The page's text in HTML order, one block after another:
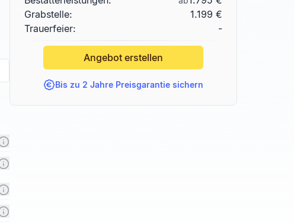
Grabstelle:
1.199 €
Trauerfeier:
-
Angebot erstellen
Bis zu 2 Jahre Preisgarantie sichern